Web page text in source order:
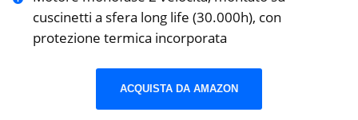
cuscinetti a sfera long life (30.000h), con
protezione termica incorporata
ACQUISTA DA AMAZON